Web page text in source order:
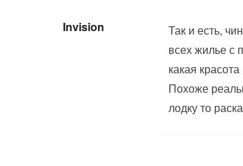
Invision
Так и есть,
всех жилье с
какая
Похоже
лодку то